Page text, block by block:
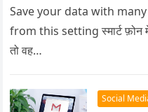
Save your data with
from this setting स्मार्ट फ़ोन
तो वह…
Social